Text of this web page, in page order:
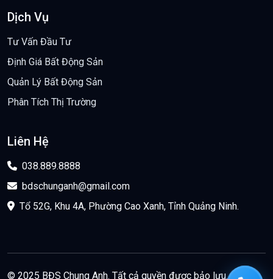
Dịch Vụ
Tư Vấn Đầu Tư
Định Giá Bất Động Sản
Quản Lý Bất Động Sản
Phân Tích Thị Trường
Liên Hệ
038.889.8888
bdschunganh@gmail.com
Tổ 52G, Khu 4A, Phường Cao Xanh, Tỉnh Quảng Ninh.
© 2025 BĐS Chung Anh. Tất cả quyền được bảo lưu.